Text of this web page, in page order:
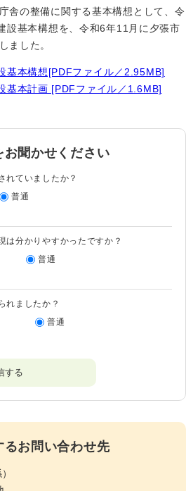
舎の整備に関する基本構想として、令
設基本構想を、令和6年11月に夕張市
ました。
基本構想[PDFファイル／2.95MB]
基本計画 [PDFファイル／1.6MB]
お聞かせください
れていましたか？
普通
は分かりやすかったですか？
普通
れましたか？
普通
るお問い合わせ先